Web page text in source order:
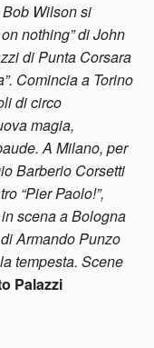
Wilson si
nothing” di John
di Punta Corsara
Comincia a Torino
di circo
magia,
A Milano, per
Barberio Corsetti
“Pier Paolo!”,
scena a Bologna
Armando Punzo
tempesta. Scene
Palazzi